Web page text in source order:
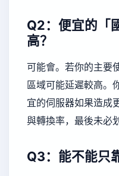
Q2：便宜的「
高？
可能會。若你的主要
區域可能延遲較高。
宜的伺服器如果造成
與轉換率，最後未必
Q3：能不能只